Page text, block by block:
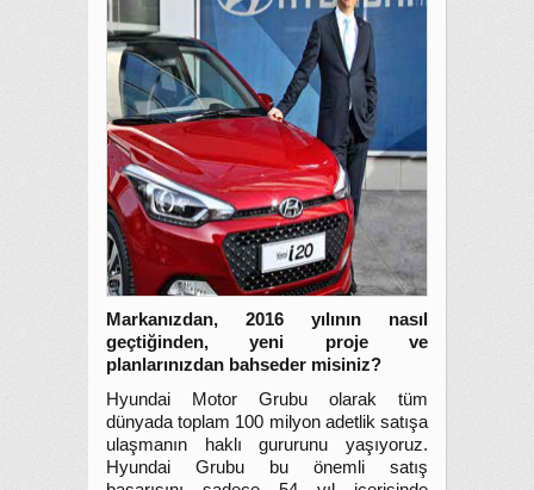
Markanızdan, 2016 yılının nasıl
geçtiğinden, yeni proje ve
planlarınızdan bahseder misiniz?
Hyundai Motor Grubu olarak tüm
dünyada toplam 100 milyon adetlik satışa
ulaşmanın haklı gururunu yaşıyoruz.
Hyundai Grubu bu önemli satış